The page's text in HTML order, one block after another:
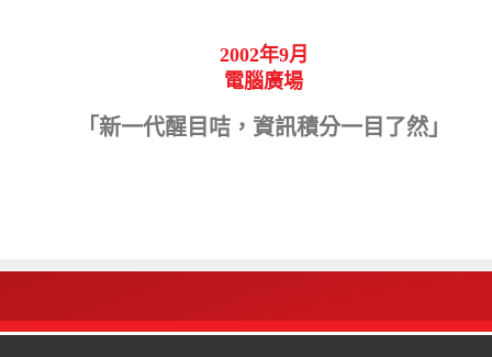
2002年9月
電腦廣場
「新一代醒目咭，資訊積分一目了然」